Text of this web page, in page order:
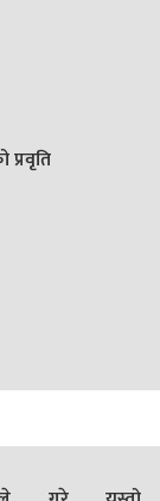
प्रवृति